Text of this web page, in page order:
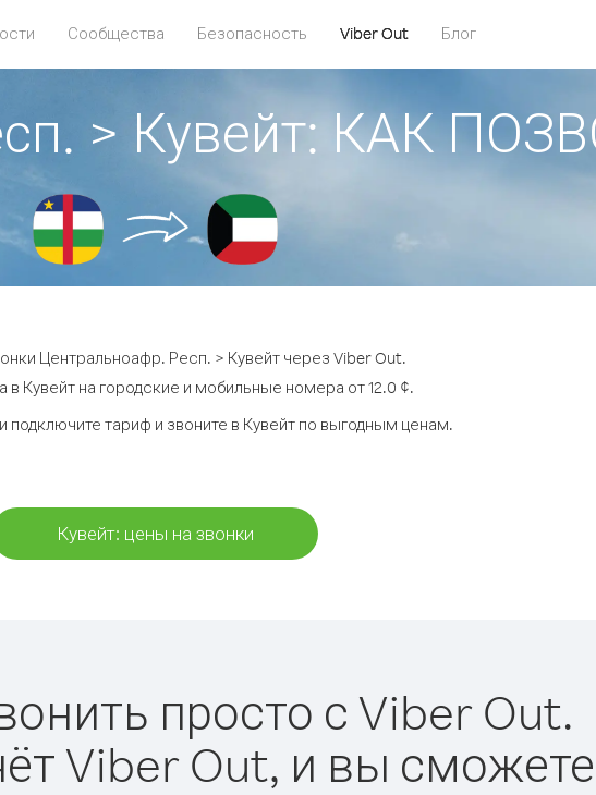
Сообщества Безопасность Viber Out Блог
> Кувейт: КАК
Центральноафр. Респ. > Кувейт через Viber Out.
в Кувейт на городские и мобильные номера от 12.0 ¢.
подключите тариф и звоните в Кувейт по выгодным ценам.
Кувейт: цены на звонки
просто с Viber Out.
Viber Out, и вы